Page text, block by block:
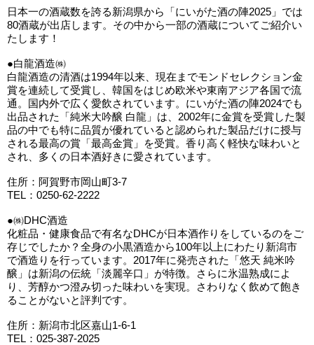
日本一の酒蔵数を誇る新潟県から「にいがた酒の陣2025」では
80酒蔵が出店します。その中から一部の酒蔵についてご紹介い
たします！
●白龍酒造㈱
白龍酒造の清酒は1994年以来、現在までモンドセレクション金
賞を連続して受賞し、韓国をはじめ欧米や東南アジア各国で流
通。国内外で広く愛飲されています。にいがた酒の陣2024でも
出品された「純米大吟醸 白龍」は、2002年に金賞を受賞した製
品の中でも特に品質が優れていると認められた製品だけに授与
される最高の賞「最高金賞」を受賞。香り高く軽快な味わいと
され、多くの日本酒好きに愛されています。
住所：阿賀野市岡山町3-7
TEL：0250-62-2222
●㈱DHC酒造
化粧品・健康食品で有名なDHCが日本酒作りをしているのをご
存じでしたか？全身の小黒酒造から100年以上にわたり新潟市
で酒造りを行っています。2017年に発売された「悠天 純米吟
醸」は新潟の伝統「淡麗辛口」が特徴。さらに氷温熟成によ
り、芳醇かつ澄み切った味わいを実現。さわりなく飲めて飽き
ることがないと評判です。
住所：新潟市北区嘉山1-6-1
TEL：025-387-2025